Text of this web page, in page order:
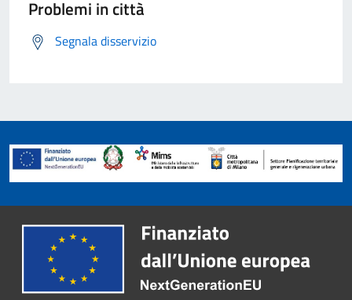
Problemi in città
Segnala disservizio